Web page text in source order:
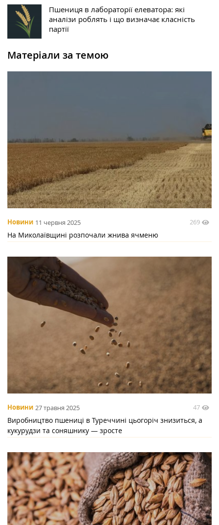
Пшениця в лабораторії елеватора: які
аналізи роблять і що визначає класність
партії
Матеріали за темою
Новини 11 червня 2025 269
На Миколаївщині розпочали жнива ячменю
Новини 27 травня 2025 47
Виробництво пшениці в Туреччині цьогоріч знизиться, а
кукурудзи та соняшнику — зросте